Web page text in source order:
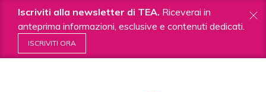
Iscriviti alla newsletter di TEA. Riceverai in
anteprima informazioni, esclusive e contenuti dedicati.
ISCRIVITI ORA